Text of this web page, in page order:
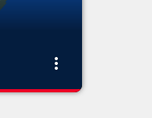
more_vert